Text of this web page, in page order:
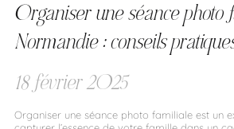
Organiser une séance photo
Normandie : conseils
18 février 2025
Organiser une séance photo familiale est un